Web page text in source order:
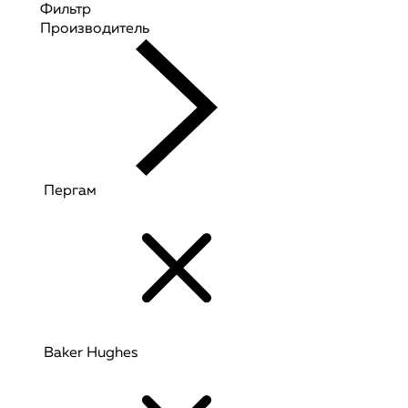
Фильтр
Производитель
Пергам
Baker Hughes